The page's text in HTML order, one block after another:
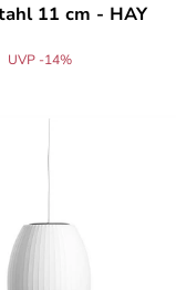
11 cm - HAY
UVP -14%